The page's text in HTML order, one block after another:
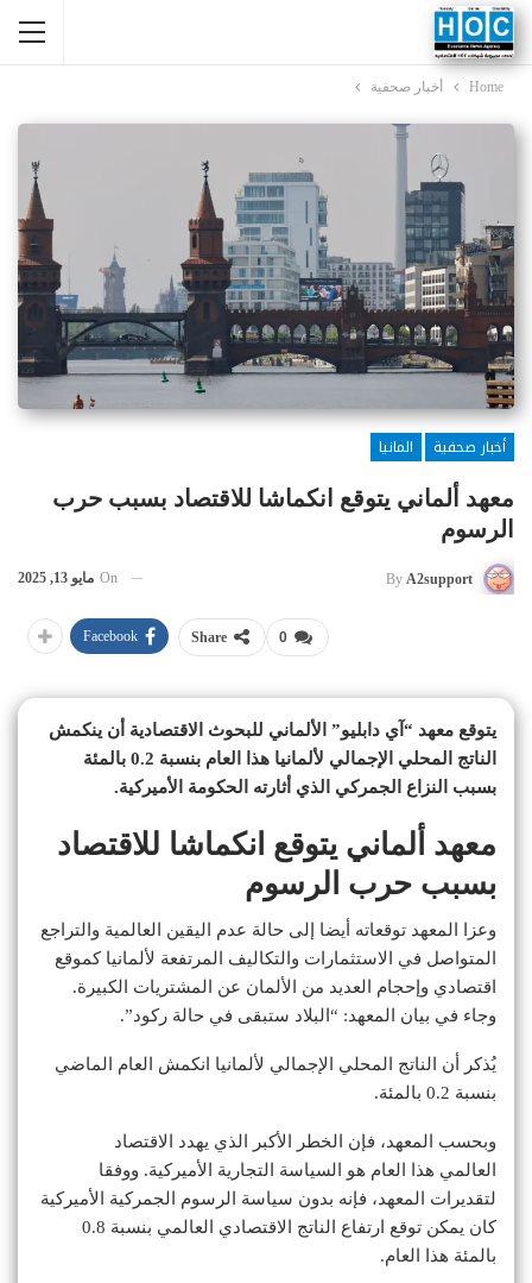
Home أخبار صحفية
أخبار صحفية
المانيا
معهد ألماني يتوقع انكماشا للاقتصاد بسبب حرب
الرسوم
By A2support
On مايو 13, 2025
0
Share
Facebook
يتوقع معهد “آي دابليو” الألماني للبحوث الاقتصادية أن ينكمش
الناتج المحلي الإجمالي لألمانيا هذا العام بنسبة 0.2 بالمئة
بسبب النزاع الجمركي الذي أثارته الحكومة الأميركية.
معهد ألماني يتوقع انكماشا للاقتصاد
بسبب حرب الرسوم
وعزا المعهد توقعاته أيضا إلى حالة عدم اليقين العالمية والتراجع
المتواصل في الاستثمارات والتكاليف المرتفعة لألمانيا كموقع
اقتصادي وإحجام العديد من الألمان عن المشتريات الكبيرة.
وجاء في بيان المعهد: “البلاد ستبقى في حالة ركود”.
يُذكر أن الناتج المحلي الإجمالي لألمانيا انكمش العام الماضي
بنسبة 0.2 بالمئة.
وبحسب المعهد، فإن الخطر الأكبر الذي يهدد الاقتصاد
العالمي هذا العام هو السياسة التجارية الأميركية. ووفقا
لتقديرات المعهد، فإنه بدون سياسة الرسوم الجمركية الأميركية
كان يمكن توقع ارتفاع الناتج الاقتصادي العالمي بنسبة 0.8
بالمئة هذا العام.